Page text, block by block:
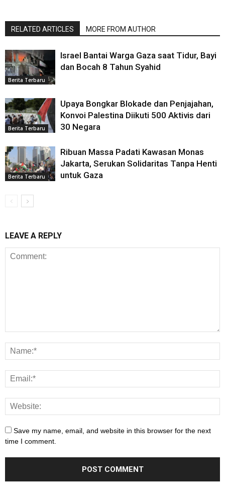
RELATED ARTICLES MORE FROM AUTHOR
Berita Terbaru
Israel Bantai Warga Gaza saat Tidur, Bayi
dan Bocah 8 Tahun Syahid
Berita Terbaru
Upaya Bongkar Blokade dan Penjajahan,
Konvoi Palestina Diikuti 500 Aktivis dari
30 Negara
Berita Terbaru
Ribuan Massa Padati Kawasan Monas
Jakarta, Serukan Solidaritas Tanpa Henti
untuk Gaza
LEAVE A REPLY
Save my name, email, and website in this browser for the next
time I comment.